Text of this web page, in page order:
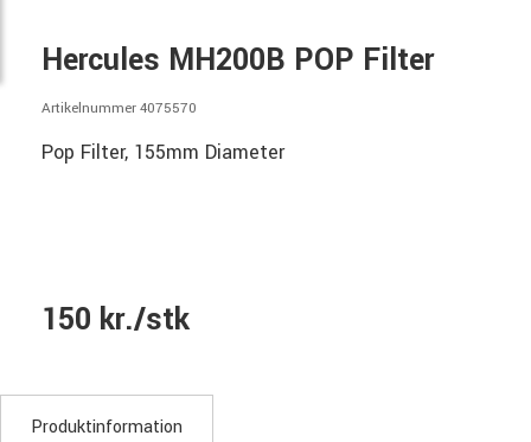
Hercules MH200B POP Filter
Artikelnummer 4075570
Pop Filter, 155mm Diameter
150 kr./stk
Produktinformation